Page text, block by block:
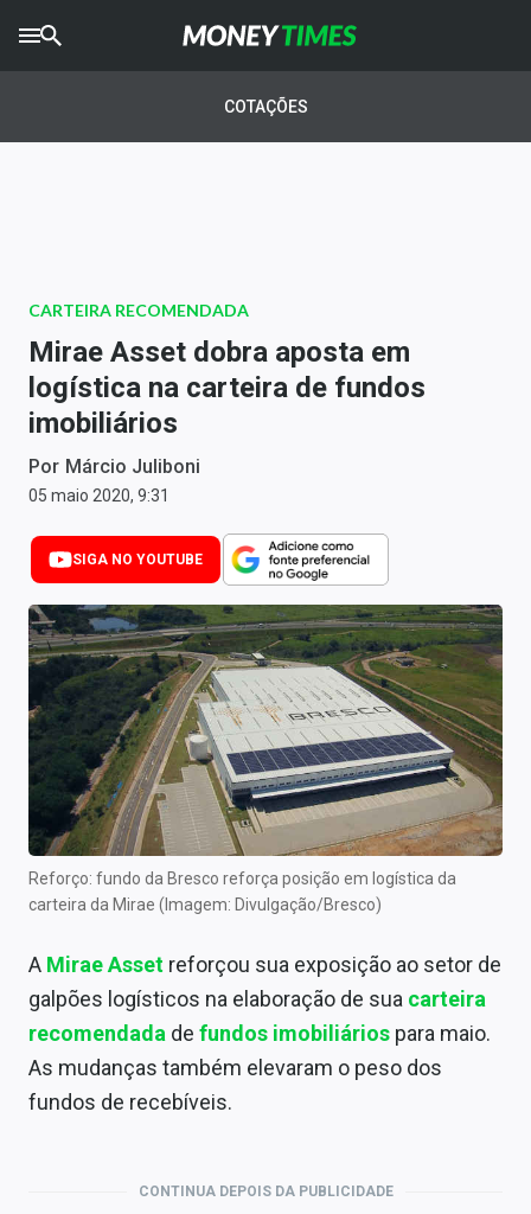
AGROTIMES
Newsletters
Money Trader
Anuncie
Últimas Notícias
Newsletters
Cotações
Comprar ou vender?
Carteiras Recomendadas
Central de Dividendos
Central de Fundos Imobiliários
Central dos IPOs
Renda Fixa
Finanças Pessoais
Mercados
Economia
COTAÇÕES
CARTEIRA RECOMENDADA
Mirae Asset dobra aposta em
logística na carteira de fundos
imobiliários
Por Márcio Juliboni
05 maio 2020, 9:31
SIGA NO YOUTUBE
Reforço: fundo da Bresco reforça posição em logística da
carteira da Mirae (Imagem: Divulgação/Bresco)
A Mirae Asset reforçou sua exposição ao setor de
galpões logísticos na elaboração de sua carteira
recomendada de fundos imobiliários para maio.
As mudanças também elevaram o peso dos
fundos de recebíveis.
CONTINUA DEPOIS DA PUBLICIDADE